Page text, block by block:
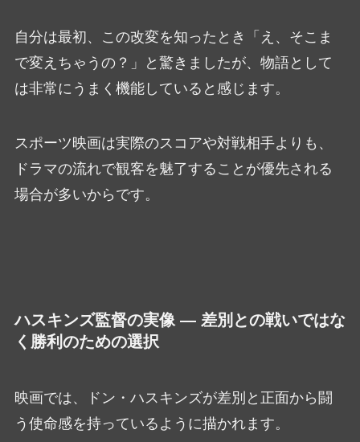
自分は最初、この改変を知ったとき「え、そこま
で変えちゃうの？」と驚きましたが、物語として
は非常にうまく機能していると感じます。
スポーツ映画は実際のスコアや対戦相手よりも、
ドラマの流れで観客を魅了することが優先される
場合が多いからです。
ハスキンズ監督の実像 — 差別との戦いではな
く勝利のための選択
映画では、ドン・ハスキンズが差別と正面から闘
う使命感を持っているように描かれます。